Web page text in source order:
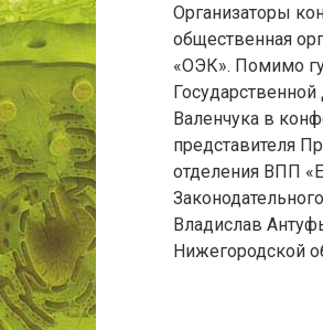
Организаторы
общественная
«ОЭК». Помимо
Валенчука в
представителя
отделения ВПП
Владислав
Нижегородской